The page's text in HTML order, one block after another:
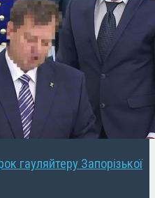
гауляйтеру Запорізької